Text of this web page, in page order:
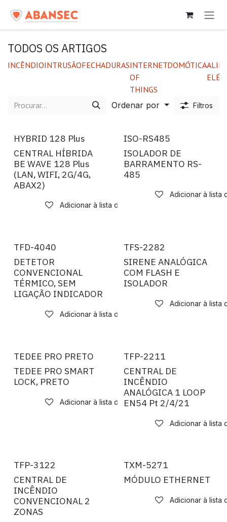
TODOS OS ARTIGOS
INCÊNDIOINTRUSÃOFECHADURASINTERNET
OF
THINGS
DOMÓTICA
Ordenar por Filtros
Novo!
HYBRID 128 Plus
CENTRAL HÍBRIDA
BE WAVE 128 Plus
(LAN, WIFI, 2G/4G,
ABAX2)
Adicionar à lista de desejos
Novo!
ISO-RS485
ISOLADOR DE
BARRAMENTO RS-
485
Adicionar à lista
Novo!
TFD-4040
DETETOR
CONVENCIONAL
TÉRMICO, SEM
LIGAÇÃO INDICADOR
Adicionar à lista de desejos
Novo!
TFS-2282
SIRENE ANALÓGICA
COM FLASH E
ISOLADOR
Adicionar à lista
TEDEE PRO PRETO
TEDEE PRO SMART
LOCK, PRETO
Adicionar à lista de desejos
Novo!
TFP-2211
CENTRAL DE
INCÊNDIO
ANALÓGICA 1 LOOP
EN54 Pt 2/4/21
Adicionar à lista
TFP-3122
CENTRAL DE
INCÊNDIO
CONVENCIONAL 2
ZONAS
TXM-5271
MÓDULO ETHERNET
Adicionar à lista